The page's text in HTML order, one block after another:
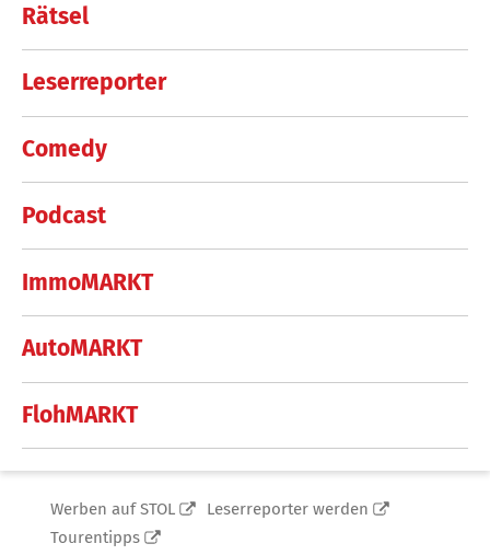
Rätsel
Leserreporter
Comedy
Podcast
ImmoMARKT
AutoMARKT
FlohMARKT
Werben auf STOL
Leserreporter werden
Tourentipps